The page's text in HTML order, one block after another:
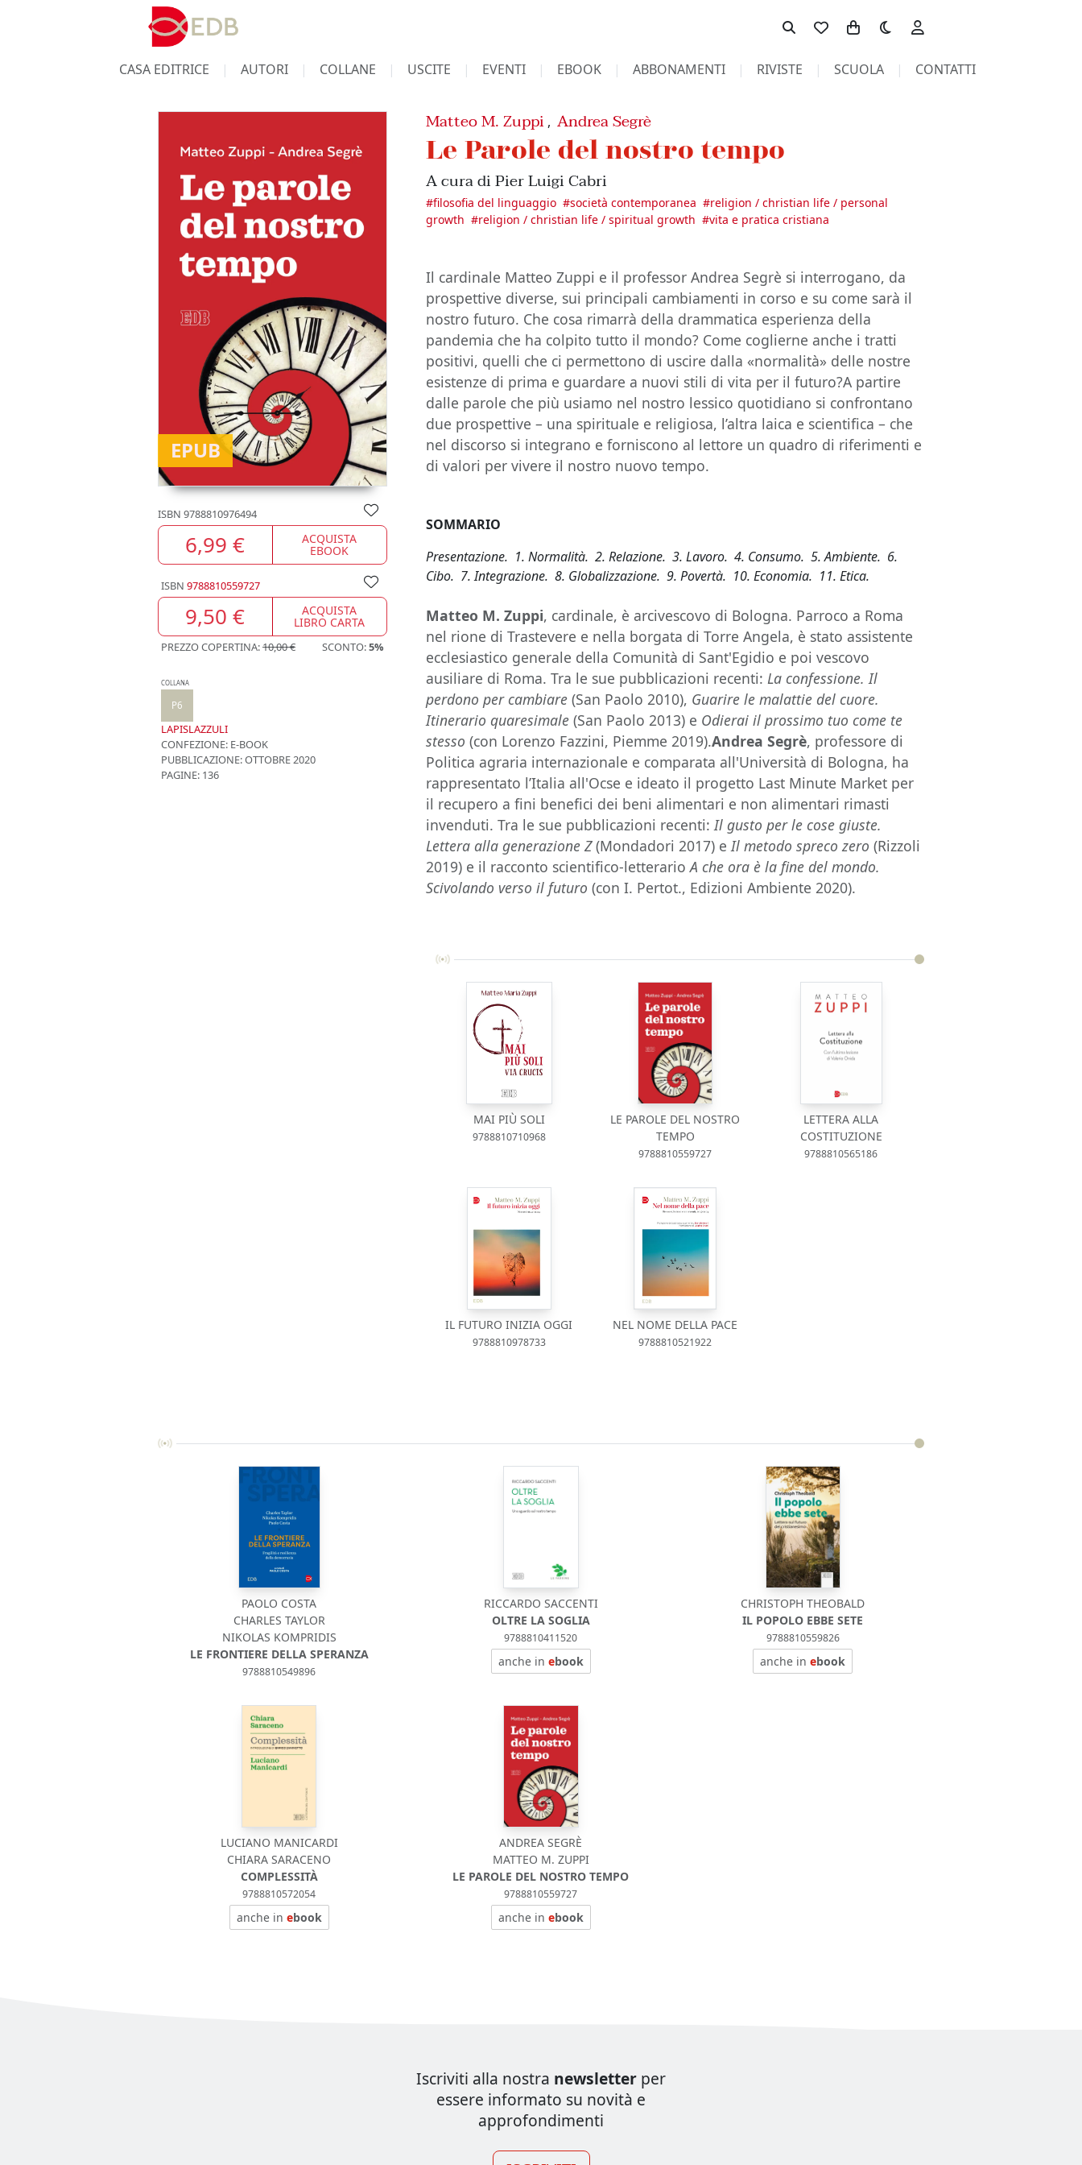
Toggle theme
CASA EDITRICE AUTORI COLLANE USCITE EVENTI EBOOK ABBONAMENTI RIVISTE SCUOLA CONTATTI
EPUB
ISBN 9788810976494
6,99 € ACQUISTA
EBOOK
ISBN 9788810559727
9,50 € ACQUISTA
LIBRO CARTA
PREZZO COPERTINA:10,00 € SCONTO:5%
COLLANA
P6
LAPISLAZZULI
CONFEZIONE: E-BOOK
PUBBLICAZIONE:OTTOBRE 2020
PAGINE: 136
Matteo M. Zuppi ,Andrea Segrè
Le Parole del nostro tempo
A cura di Pier Luigi Cabri
#filosofia del linguaggio #società contemporanea #religion / christian life / personal
growth #religion / christian life / spiritual growth #vita e pratica cristiana
Il cardinale Matteo Zuppi e il professor Andrea Segrè si interrogano, da
prospettive diverse, sui principali cambiamenti in corso e su come sarà il
nostro futuro. Che cosa rimarrà della drammatica esperienza della
pandemia che ha colpito tutto il mondo? Come coglierne anche i tratti
positivi, quelli che ci permettono di uscire dalla «normalità» delle nostre
esistenze di prima e guardare a nuovi stili di vita per il futuro?A partire
dalle parole che più usiamo nel nostro lessico quotidiano si confrontano
due prospettive – una spirituale e religiosa, l’altra laica e scientifica – che
nel discorso si integrano e forniscono al lettore un quadro di riferimenti e
di valori per vivere il nostro nuovo tempo.
SOMMARIO
Presentazione. 1. Normalità. 2. Relazione. 3. Lavoro. 4. Consumo. 5. Ambiente. 6.
Cibo. 7. Integrazione. 8. Globalizzazione. 9. Povertà. 10. Economia. 11. Etica.
Matteo M. Zuppi, cardinale, è arcivescovo di Bologna. Parroco a Roma
nel rione di Trastevere e nella borgata di Torre Angela, è stato assistente
ecclesiastico generale della Comunità di Sant'Egidio e poi vescovo
ausiliare di Roma. Tra le sue pubblicazioni recenti:La confessione. Il
perdono per cambiare (San Paolo 2010), Guarire le malattie del cuore.
Itinerario quaresimale (San Paolo 2013) e Odierai il prossimo tuo come te
stesso (con Lorenzo Fazzini, Piemme 2019).Andrea Segrè, professore di
Politica agraria internazionale e comparata all'Università di Bologna, ha
rappresentato l’Italia all'Ocse e ideato il progetto Last Minute Market per
il recupero a fini benefici dei beni alimentari e non alimentari rimasti
invenduti. Tra le sue pubblicazioni recenti:Il gusto per le cose giuste.
Lettera alla generazione Z(Mondadori 2017) eIl metodo spreco zero (Rizzoli
2019) e il racconto scientifico-letterarioA che ora è la fine del mondo.
Scivolando verso il futuro (con I. Pertot., Edizioni Ambiente 2020).
MAI PIÙ SOLI
9788810710968
LE PAROLE DEL NOSTRO
TEMPO
9788810559727
LETTERA ALLA
COSTITUZIONE
9788810565186
IL FUTURO INIZIA OGGI
9788810978733
NEL NOME DELLA PACE
9788810521922
PAOLO COSTA
CHARLES TAYLOR
NIKOLAS KOMPRIDIS
LE FRONTIERE DELLA SPERANZA
9788810549896
RICCARDO SACCENTI
OLTRE LA SOGLIA
9788810411520
anche in ebook
CHRISTOPH THEOBALD
IL POPOLO EBBE SETE
9788810559826
anche inebook
LUCIANO MANICARDI
CHIARA SARACENO
COMPLESSITÀ
9788810572054
anche in ebook
ANDREA SEGRÈ
MATTEO M. ZUPPI
LE PAROLE DEL NOSTRO TEMPO
9788810559727
anche in ebook
Iscriviti alla nostra newsletter per
essere informato su novità e
approfondimenti